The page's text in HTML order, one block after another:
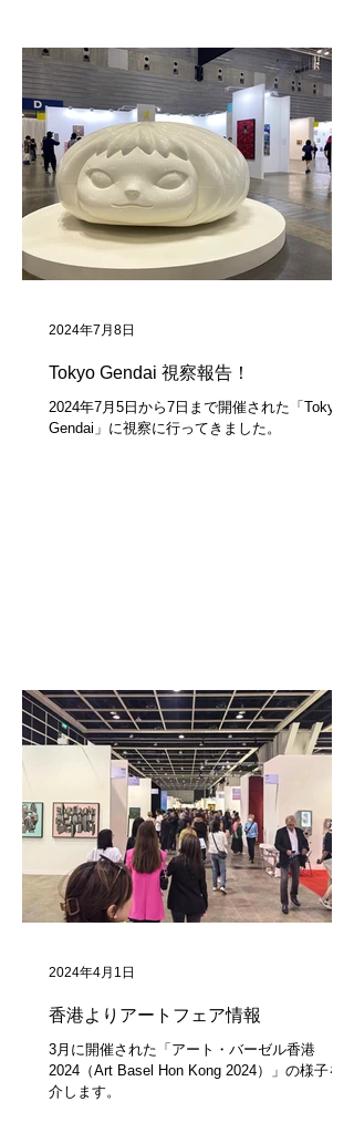
Tokyo Gendai 視察報告！
2024年7月5日から7日まで開催された「Tokyo
Gendai」に視察に行ってきました。
2024年7月8日
香港よりアートフェア情報
3月に開催された「アート・バーゼル香港
2024（Art Basel Hon Kong 2024）」の様子を紹
介します。
2024年4月1日